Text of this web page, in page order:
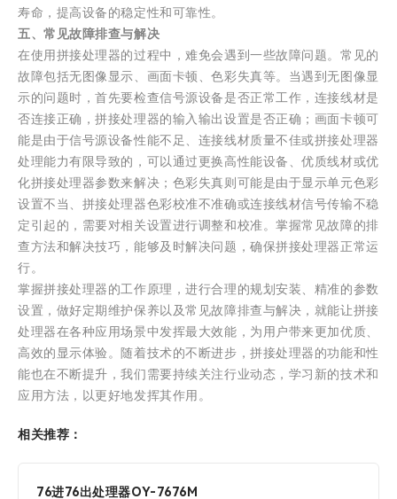
寿命，提高设备的稳定性和可靠性。
五、常见故障排查与解决
在使用拼接处理器的过程中，难免会遇到一些故障问题。常见的
故障包括无图像显示、画面卡顿、色彩失真等。当遇到无图像显
示的问题时，首先要检查信号源设备是否正常工作，连接线材是
否连接正确，拼接处理器的输入输出设置是否正确；画面卡顿可
能是由于信号源设备性能不足、连接线材质量不佳或拼接处理器
处理能力有限导致的，可以通过更换高性能设备、优质线材或优
化拼接处理器参数来解决；色彩失真则可能是由于显示单元色彩
设置不当、拼接处理器色彩校准不准确或连接线材信号传输不稳
定引起的，需要对相关设置进行调整和校准。掌握常见故障的排
查方法和解决技巧，能够及时解决问题，确保拼接处理器正常运
行。
掌握拼接处理器的工作原理，进行合理的规划安装、精准的参数
设置，做好定期维护保养以及常见故障排查与解决，就能让拼接
处理器在各种应用场景中发挥最大效能，为用户带来更加优质、
高效的显示体验。随着技术的不断进步，拼接处理器的功能和性
能也在不断提升，我们需要持续关注行业动态，学习新的技术和
应用方法，以更好地发挥其作用。
相关推荐：
76进76出处理器OY-7676M